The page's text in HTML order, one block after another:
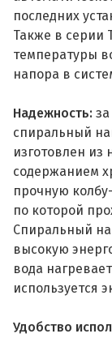
последних
Также в серии
температуры
напора в
Надежность:
спиральный
изготовлен
содержанием
прочную
по которой
Спиральный
высокую
вода
используется
Удобство